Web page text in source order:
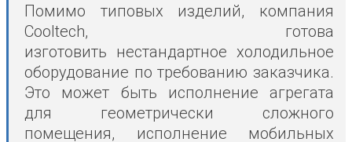
Помимо типовых изделий, компания
Cooltech, готова
изготовить нестандартное холодильное
оборудование по требованию заказчика.
Это может быть исполнение агрегата
для геометрически сложного
помещения, исполнение мобильных